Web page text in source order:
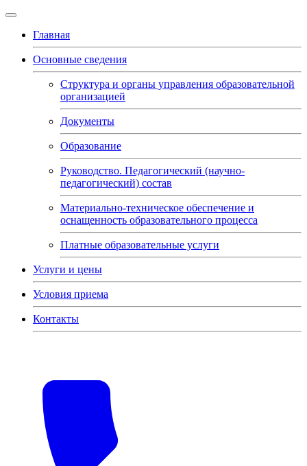
Главная
Основные сведения
Структура и органы управления образовательной
организацией
Документы
Образование
Руководство. Педагогический (научно-
педагогический) состав
Материально-техническое обеспечение и
оснащенность образовательного процесса
Платные образовательные услуги
Услуги и цены
Условия приема
Контакты